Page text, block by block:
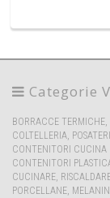
Categorie
BORRACCE
COLTELLERIA,
CONTENITORI CUCINA
CONTENITORI
CUCINARE,
PORCELLANE,